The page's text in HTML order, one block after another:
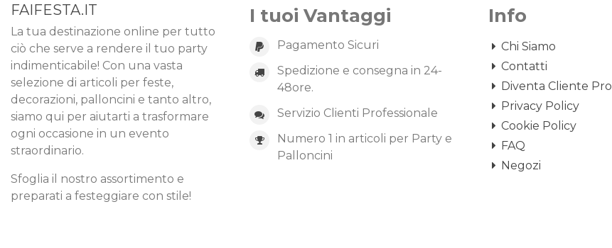
FAIFESTA.IT
La tua destinazione online per tutto
ciò che serve a rendere il tuo party
indimenticabile! Con una vasta
selezione di articoli per feste,
decorazioni, palloncini e tanto altro,
siamo qui per aiutarti a trasformare
ogni occasione in un evento
straordinario.
Sfoglia il nostro assortimento e
preparati a festeggiare con stile!
I tuoi Vantaggi
Pagamento Sicuri
Spedizione e consegna in 24-
48ore.
Servizio Clienti Professionale
Numero 1 in articoli per Party e
Palloncini
Info
Chi Siamo
Contatti
Diventa Cliente Pro
Privacy Policy
Cookie Policy
FAQ
Negozi